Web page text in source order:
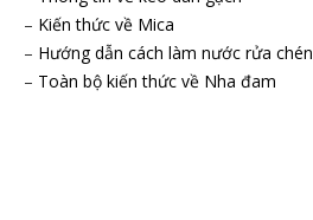
– Kiến thức về Mica
– Hướng dẫn cách làm nước rửa chén
– Toàn bộ kiến thức về Nha đam